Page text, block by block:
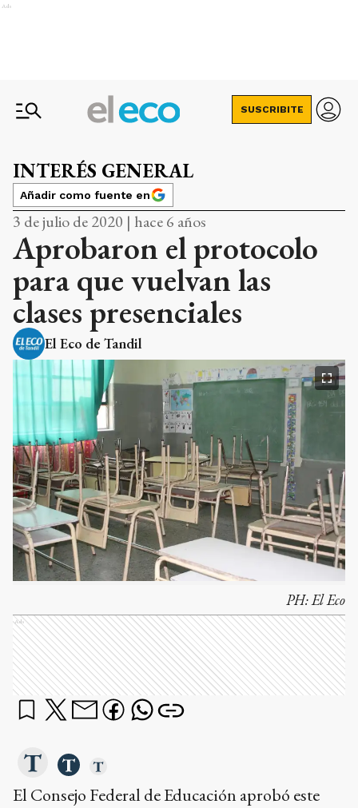
Ads
SUSCRIBITE
INTERÉS GENERAL
Añadir como fuente en
3 de julio de 2020 | hace 6 años
Aprobaron el protocolo
para que vuelvan las
clases presenciales
El Eco de Tandil
PH:El Eco
Ads
El Consejo Federal de Educación aprobó este